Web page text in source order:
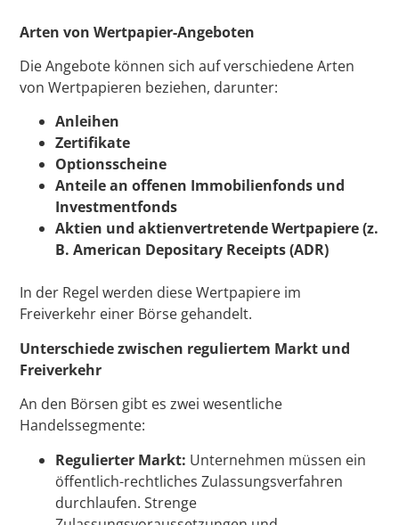
Arten von Wertpapier-Angeboten
Die Angebote können sich auf verschiedene Arten
von Wertpapieren beziehen, darunter:
Anleihen
Zertifikate
Optionsscheine
Anteile an offenen Immobilienfonds und
Investmentfonds
Aktien und aktienvertretende Wertpapiere (z.
B. American Depositary Receipts (ADR)
In der Regel werden diese Wertpapiere im
Freiverkehr einer Börse gehandelt.
Unterschiede zwischen reguliertem Markt und
Freiverkehr
An den Börsen gibt es zwei wesentliche
Handelssegmente:
Regulierter Markt: Unternehmen müssen ein
öffentlich-rechtliches Zulassungsverfahren
durchlaufen. Strenge